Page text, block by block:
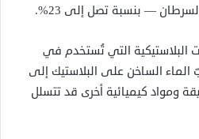
— بنسبة تصل إلى 23%.
البلاستيكية التي تُستخدم في
الساخن على البلاستيك إلى
ومواد كيميائية أخرى قد تتسلل